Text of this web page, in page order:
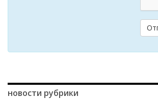
новости рубрики